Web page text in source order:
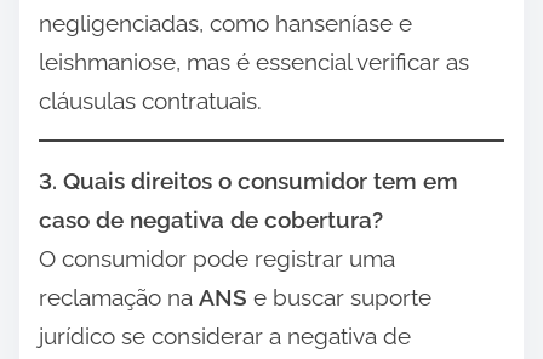
negligenciadas, como hanseníase e
leishmaniose, mas é essencial verificar as
cláusulas contratuais.
3. Quais direitos o consumidor tem em
caso de negativa de cobertura?
O consumidor pode registrar uma
reclamação na ANS e buscar suporte
jurídico se considerar a negativa de